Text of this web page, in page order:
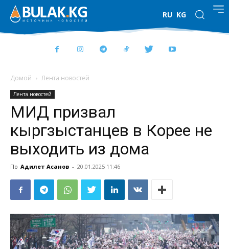
RU KG
Домой Лента новостей
Лента новостей
МИД призвал
кыргзыстанцев в Корее не
выходить из дома
По Адилет Асанов - 20.01.2025 11:46